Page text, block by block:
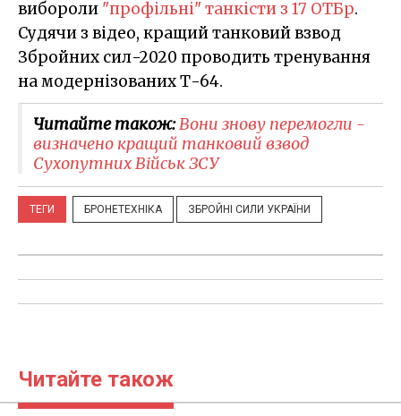
вибороли "профільні" танкісти з 17 ОТБр.
Судячи з відео, кращий танковий взвод
Збройних сил-2020 проводить тренування
на модернізованих Т-64.
Читайте також:​Вони знову перемогли -
визначено кращий танковий взвод
Сухопутних Військ ЗСУ
ТЕГИ БРОНЕТЕХНІКА ЗБРОЙНІ СИЛИ УКРАЇНИ
Читайте також